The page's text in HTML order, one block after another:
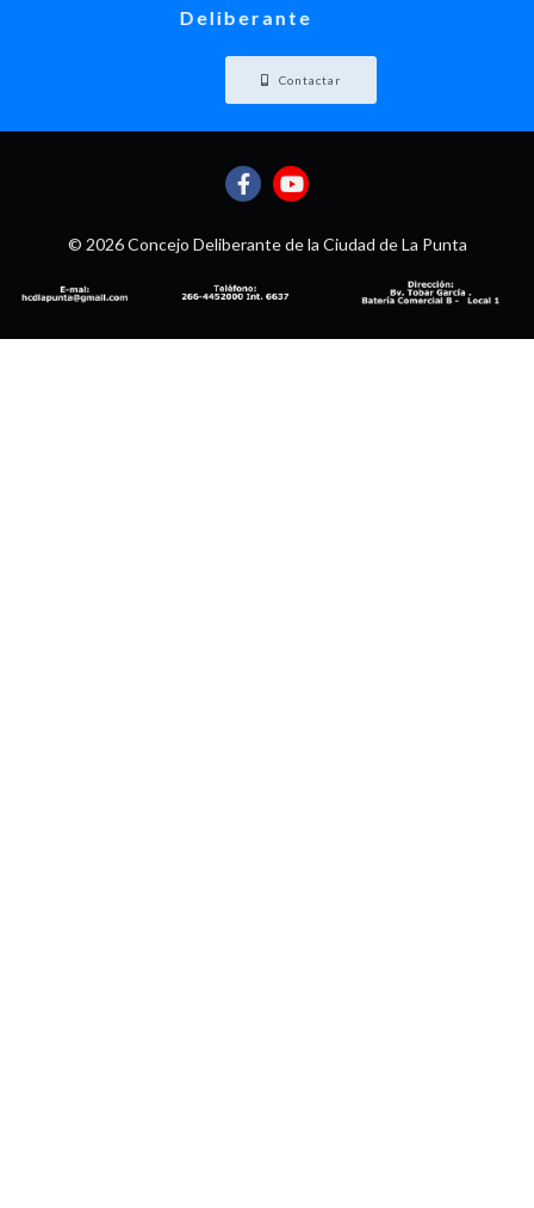
Deliberante
Contactar
© 2026 Concejo Deliberante de la Ciudad de La Punta